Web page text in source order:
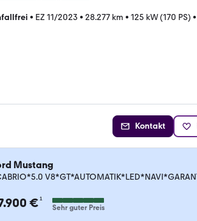
• EZ 11/2023 • 28.277 km • 125 kW (170 PS) •
Kontakt
Mustang
€¹
Sehr guter Preis